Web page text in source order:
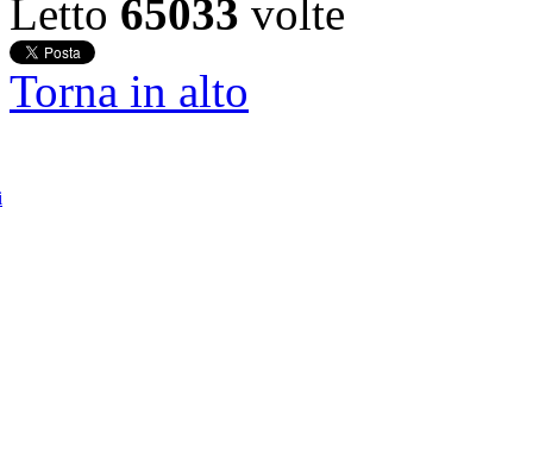
Letto 65033 volte
Torna in alto